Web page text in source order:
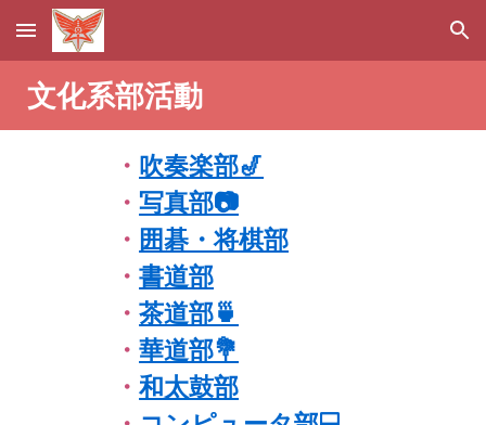
Skip to main content Skip to navigation
文化系部活動
・ 吹奏楽部🎷
・写真部📷
・ 囲碁・将棋部
・書道部
・茶道部🍵
・華道部💐
・和太鼓部